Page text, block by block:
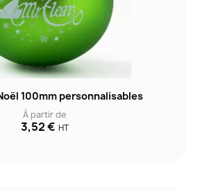
100mm personnalisables
À partir de
3,52 € HT